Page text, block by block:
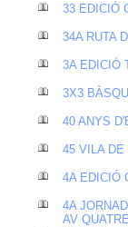
33 EDICIÓ
34A RUTA
3A EDICIÓ
3X3
40 ANYS
45 VILA
4A EDICIÓ
4A
AV